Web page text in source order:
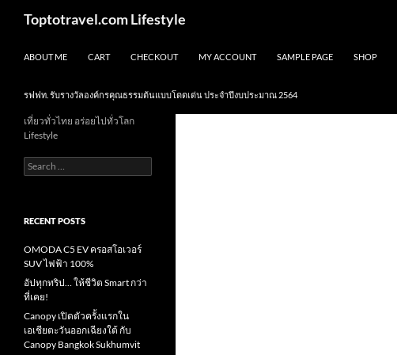
Toptotravel.com Lifestyle
ABOUT ME CART CHECKOUT MY ACCOUNT SAMPLE PAGE SHOP
รฟฟท. รับรางวัลองค์กรคุณธรรมต้นแบบโดดเด่น ประจำปีงบประมาณ 2564
เที่ยวทั่วไทย อร่อยไปทั่วโลก
Lifestyle
Search
for:
RECENT POSTS
OMODA C5 EV ครอสโอเวอร์
SUV ไฟฟ้า 100%
อัปทุกทริป… ให้ชีวิต Smart กว่า
ที่เคย!
Canopy เปิดตัวครั้งแรกใน
เอเชียตะวันออกเฉียงใต้ กับ
Canopy Bangkok Sukhumvit